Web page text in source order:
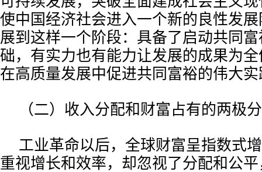
使中国经济社会进入一个新的良性发
展到这样一个阶段：具备了启动共同
础，有实力也有能力让发展的成果为
在高质量发展中促进共同富裕的伟大
（二）收入分配和财富占有的两极
工业革命以后，全球财富呈指数式
重视增长和效率，却忽视了分配和公